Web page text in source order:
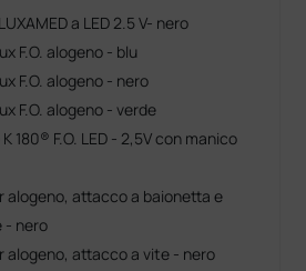
a LED 2.5 V- nero
F.O. alogeno - blu
F.O. alogeno - nero
F.O. alogeno - verde
180® F.O. LED - 2,5V con manico
alogeno, attacco a baionetta e
- nero
alogeno, attacco a vite - nero